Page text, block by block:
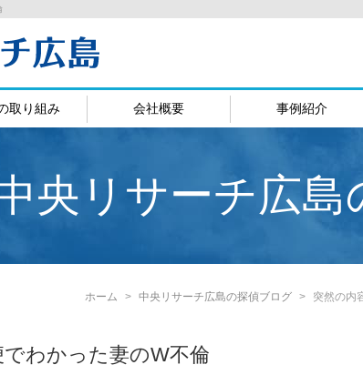
取り組み 会社概要 事例紹介
央リサーチ広島
ホーム 中央リサーチ広島の探偵ブログ 突然の内
わかった妻のW不倫